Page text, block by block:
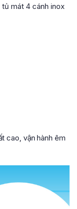
mát 4 cánh inox
cao, vận hành êm